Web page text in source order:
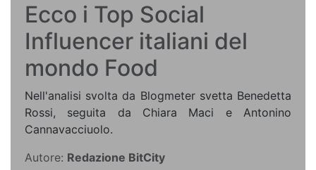
Ecco i Top Social
Influencer italiani del
mondo Food
Nell'analisi svolta da Blogmeter svetta Benedetta
Rossi, seguita da Chiara Maci e Antonino
Cannavacciuolo.
Autore: Redazione BitCity